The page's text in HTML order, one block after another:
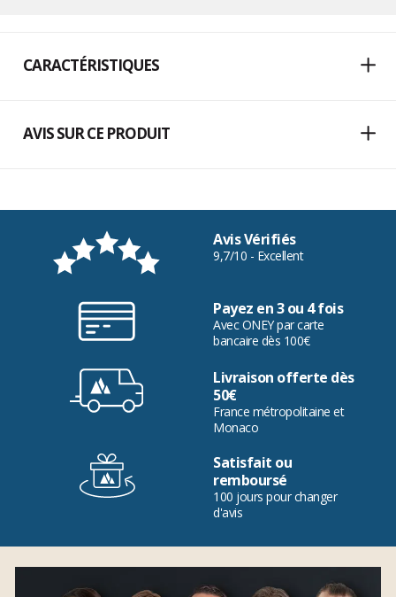
CARACTÉRISTIQUES
AVIS SUR CE PRODUIT
Avis Vérifiés
9,7/10 - Excellent
Payez en 3 ou 4 fois
Avec ONEY par carte
bancaire dès 100€
Livraison offerte dès
50€
France métropolitaine et
Monaco
Satisfait ou
remboursé
100 jours pour changer
d'avis